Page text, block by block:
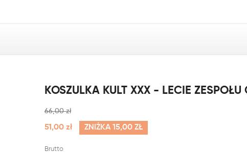
KOSZULKA KULT XXX - LECIE ZESPOŁU
66,00 zł
51,00 zł ZNIŻKA 15,00 ZŁ
Brutto